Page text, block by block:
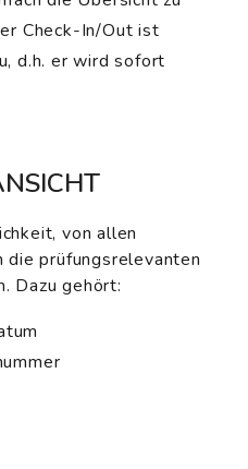
Check-In/Out ist
d.h. er wird sofort
von allen
prüfungsrelevanten
Dazu gehört: